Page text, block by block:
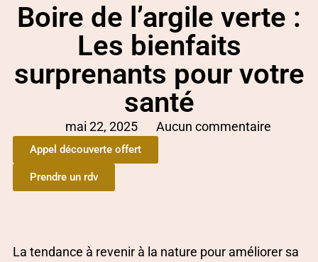
Boire de l’argile verte :
Les bienfaits
surprenants pour votre
santé
mai 22, 2025 Aucun commentaire
Appel découverte offert
Prendre un rdv
La tendance à revenir à la nature pour améliorer sa